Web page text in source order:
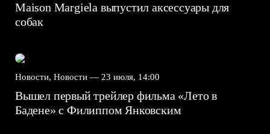
Maison Margiela выпустил аксессуары для
собак
Новости, Новости — 23 июля, 14:00
Вышел первый трейлер фильма «Лето в
Бадене» с Филиппом Янковским